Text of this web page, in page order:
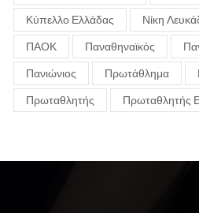
Κύπελλο Ελλάδας Νίκη
ΠΑΟΚ Παναθηναϊκός
Πανιώνιος Πρωτάθλημα
Πρωταθλητής Πρωταθλητής